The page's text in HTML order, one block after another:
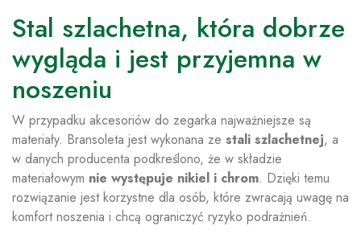
Stal szlachetna, która dobrze
wygląda i jest przyjemna w
noszeniu
W przypadku akcesoriów do zegarka najważniejsze są
materiały. Bransoleta jest wykonana ze stali szlachetnej, a
w danych producenta podkreślono, że w składzie
materiałowym nie występuje nikiel i chrom. Dzięki temu
rozwiązanie jest korzystne dla osób, które zwracają uwagę na
komfort noszenia i chcą ograniczyć ryzyko podrażnień.